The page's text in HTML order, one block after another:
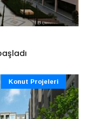
Konut Projeleri